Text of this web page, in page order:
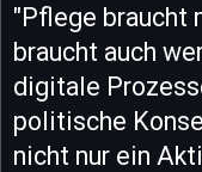
"Pflege braucht
braucht auch
digitale
politische
nicht nur ein